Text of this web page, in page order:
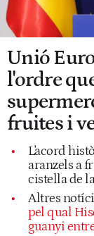
Unió
l'ordre
fruites i
L'acord
aranzels a
cistella de
Altres
pel qual
guanyi